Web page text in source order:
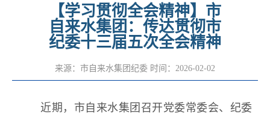
【学习贯彻全会精神】市
自来水集团：传达贯彻市
纪委十三届五次全会精神
来源：市自来水集团纪委 时间：2026-02-02
近期，市自来水集团召开党委常委会、纪委